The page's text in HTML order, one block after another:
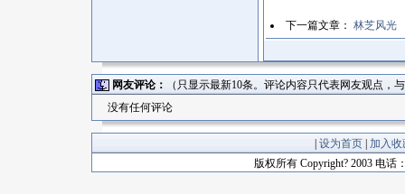
下一篇文章： 林芝风光
网友评论：
（只显示最新10条。评论内容只代表网友观点，
没有任何评论
设为首页|
加入收
版权所有 Copyright? 2003 电话